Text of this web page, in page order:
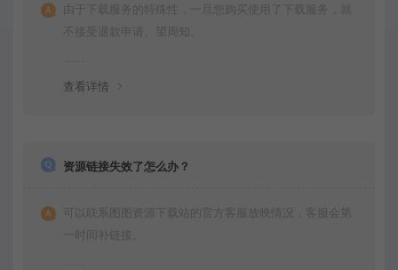
由于下载服务的特殊性，一旦您购买使用了下载服务，就
不接受退款申请。望周知。
查看详情
资源链接失效了怎么办？
可以联系图图资源下载站的官方客服放映情况，客服会第
一时间补链接。